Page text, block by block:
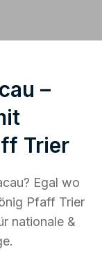
–
Trier
Egal wo
Pfaff Trier
nationale &